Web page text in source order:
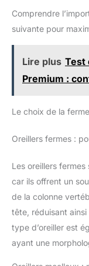
marques. Le lot
emballé sous
économiser de
fois ouverts, les
pendant 24 heures
Comprendre
suivante pour
Lire plus Test
Premium :
Le choix de la
Oreillers fermes :
Les oreillers
car ils offrent un
de la colonne
tête, réduisant
type d’oreiller est
ayant une